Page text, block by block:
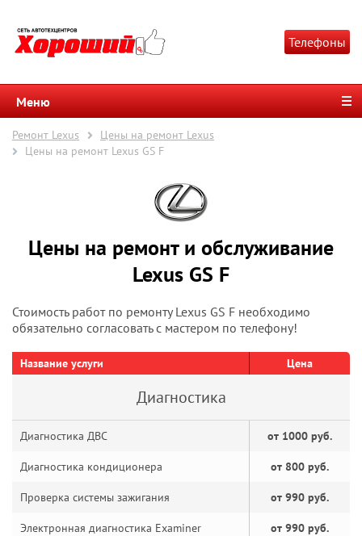
Телефоны
Меню
Ремонт Lexus
Цены на ремонт Lexus
Цены на ремонт Lexus GS F
Цены на ремонт и обслуживание
Lexus GS F
Стоимость работ по ремонту Lexus GS F необходимо
обязательно согласовать с мастером по телефону!
Название услуги Цена
Диагностика
Диагностика ДВС от 1000 руб.
Диагностика кондиционера от 800 руб.
Проверка системы зажигания от 990 руб.
Электронная диагностика Examiner от 990 руб.